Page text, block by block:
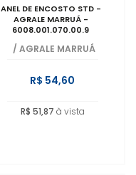
ANEL DE ENCOSTO STD -
AGRALE MARRUÁ -
6008.001.070.00.9
/ AGRALE MARRUÁ
R$ 54,60
R$ 51,87 à vista